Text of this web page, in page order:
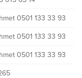
0501 133 33 93
0501 133 33 93
0501 133 33 93